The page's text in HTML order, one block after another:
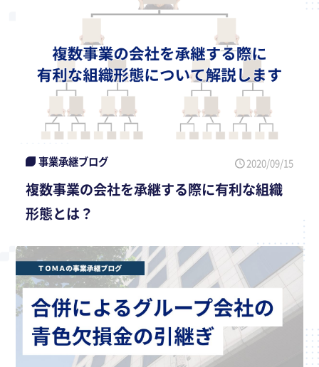
事業承継ブログ 2020/09/15
複数事業の会社を承継する際に有利な組織
形態とは？